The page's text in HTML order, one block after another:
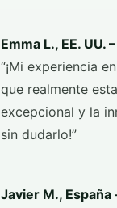
Emma L., EE.
“¡Mi experiencia
que realmente
excepcional y la
sin dudarlo!”
Javier M., España